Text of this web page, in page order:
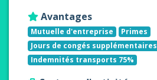
Avantages
Mutuelle d'entreprise
Primes
Jours de congés supplémentaires
Indemnités transports 75%